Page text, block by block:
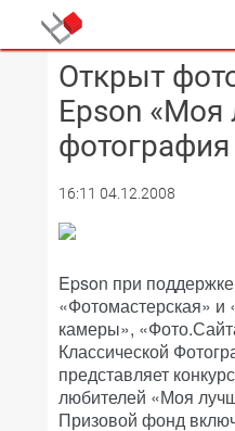
Открыт
Epson «Моя
16:11 04.12.2008
Epson при
«Фотомастерская»
камеры»,
Классической
представляет
любителей «Моя
Призовой фонд